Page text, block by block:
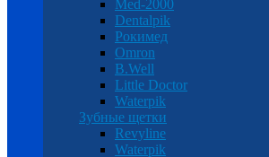
Med-2000
Dentalpik
Рокимед
Omron
B.Well
Little Doctor
Waterpik
Зубные щетки
Revyline
Waterpik